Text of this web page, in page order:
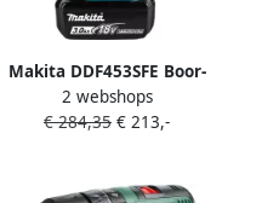
Makita DDF453SFE Boor-
schroefmachine | 18v 3.0Ah
Li-ion DDF453SFE
2 webshops
€ 284,35 € 213,-